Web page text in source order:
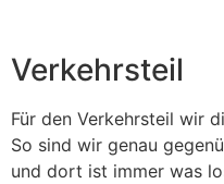
Verkehrsteil
Für den Verkehrsteil wir
So sind wir genau
und dort ist immer was